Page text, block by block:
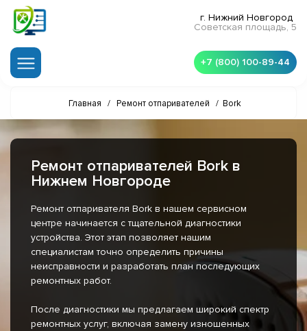
г. Нижний Новгород
Советская площадь, 5
+7 (800) 100-89-44
Главная / Ремонт отпаривателей / Bork
Ремонт отпаривателей Bork в
Нижнем Новгороде
Ремонт отпаривателя Bork в нашем сервисном
центре начинается с тщательной диагностики
устройства. Этот этап позволяет нашим
специалистам точно определить причины
неисправности и разработать план последующих
ремонтных работ.
После диагностики мы предлагаем широкий спектр
ремонтных услуг, включая замену изношенных